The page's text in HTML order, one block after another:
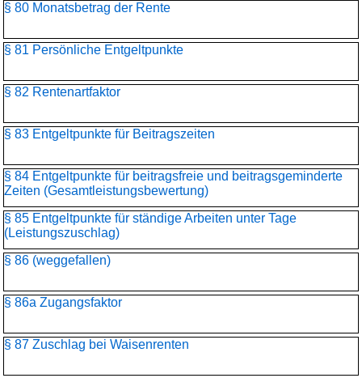
§ 80 Monatsbetrag der Rente
§ 81 Persönliche Entgeltpunkte
§ 82 Rentenartfaktor
§ 83 Entgeltpunkte für Beitragszeiten
§ 84 Entgeltpunkte für beitragsfreie und beitragsgeminderte
Zeiten (Gesamtleistungsbewertung)
§ 85 Entgeltpunkte für ständige Arbeiten unter Tage
(Leistungszuschlag)
§ 86 (weggefallen)
§ 86a Zugangsfaktor
§ 87 Zuschlag bei Waisenrenten